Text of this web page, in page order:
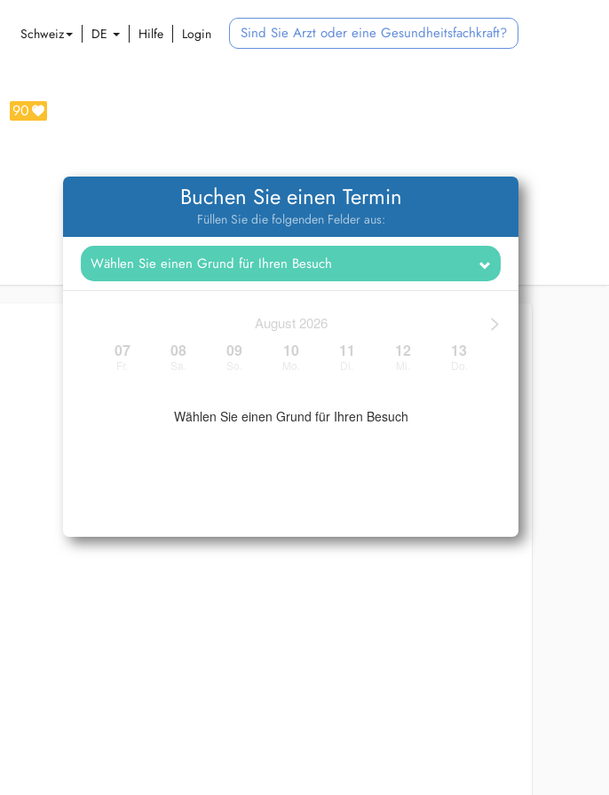
Schweiz DE Hilfe Login Sind Sie Arzt oder eine Gesundheitsfachkraft?
90
Buchen Sie einen Termin
Füllen Sie die folgenden Felder aus:
>
August 2026
07 08 09 10 11 12 13
Wählen Sie einen Grund für Ihren Besuch